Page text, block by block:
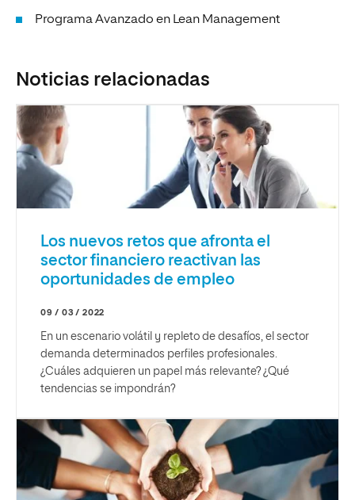
Programa Avanzado en Lean Management
Noticias relacionadas
Los nuevos retos que afronta el
sector financiero reactivan las
oportunidades de empleo
09 / 03 / 2022
En un escenario volátil y repleto de desafíos, el sector
demanda determinados perfiles profesionales.
¿Cuáles adquieren un papel más relevante? ¿Qué
tendencias se impondrán?